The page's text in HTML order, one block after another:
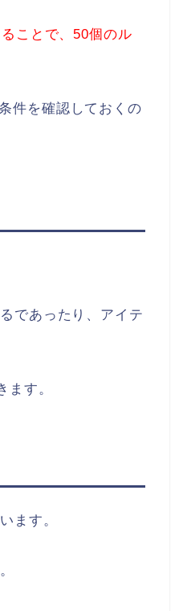
ことで、50個のル
件を確認しておくの
であったり、アイテ
ます。
ます。